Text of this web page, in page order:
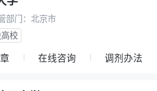
部门： 北京市
校
在线咨询 调剂办法